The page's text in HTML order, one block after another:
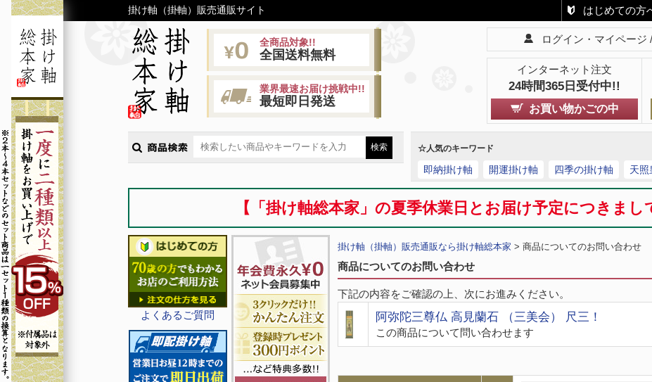
掛け軸（掛軸）販売通販サイト はじめての方
全商品対象!!
全国送料無料
業界最速お届け挑戦中!!
最短即日発送
ログイン・マイページ
インターネット注文
24時間365日受付中!!
お買い物かごの中
☆人気のキーワード
即納掛け軸 開運掛け軸 四季の掛け軸 天照
【「掛け軸総本家」の夏季休業日とお届け予定につきま
よくあるご質問
掛け軸（掛軸）販売通販なら掛け軸総本家 > 商品についてのお問い合わせ
商品についてのお問い合わせ
下記の内容をご確認の上、次にお進みください。
阿弥陀三尊仏 高見蘭石 （三美会） 尺三！
この商品について問い合わせます